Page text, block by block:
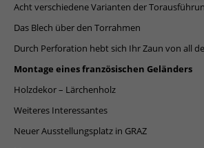
Acht verschiedene Varianten der
Das Blech über den Torrahmen
Durch Perforation hebt sich Ihr Zaun von all
Montage eines französischen Geländers
Holzdekor – Lärchenholz
Weiteres Interessantes
Neuer Ausstellungsplatz in GRAZ